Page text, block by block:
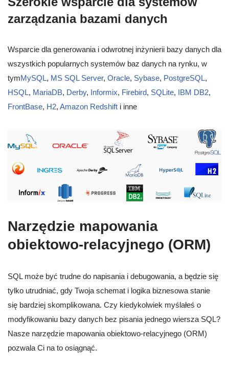
zarządzania bazami danych
Wsparcie dla generowania i odwrotnej inżynierii bazy danych dla
wszystkich popularnych systemów baz danych na rynku, w
tymMySQL, MS SQL Server, Oracle, Sybase, PostgreSQL,
HSQL, MariaDB, Derby, Informix, Firebird, SQLite, IBM DB2,
FrontBase, H2, Amazon Redshift i inne
Narzędzie mapowania
obiektowo-relacyjnego (ORM)
SQL może być trudne do napisania i debugowania, a będzie się
tylko utrudniać, gdy Twoja schemat i logika biznesowa stanie
się bardziej skomplikowana. Czy kiedykolwiek myślałeś o
modyfikowaniu bazy danych bez pisania jednego wiersza SQL?
Nasze narzędzie mapowania obiektowo-relacyjnego (ORM)
pozwala Ci na to osiągnąć.